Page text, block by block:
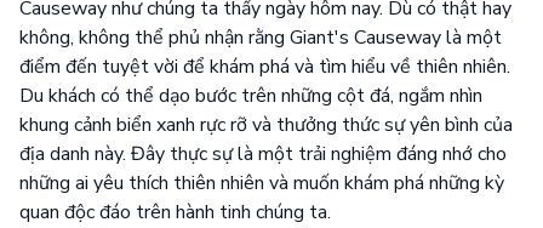
Causeway như chúng ta thấy ngày hôm nay. Dù có thật hay
không, không thể phủ nhận rằng Giant's Causeway là một
điểm đến tuyệt vời để khám phá và tìm hiểu về thiên nhiên.
Du khách có thể dạo bước trên những cột đá, ngắm nhìn
khung cảnh biển xanh rực rỡ và thưởng thức sự yên bình của
địa danh này. Đây thực sự là một trải nghiệm đáng nhớ cho
những ai yêu thích thiên nhiên và muốn khám phá những kỳ
quan độc đáo trên hành tinh chúng ta.